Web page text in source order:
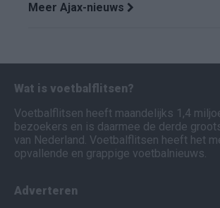
Meer Ajax-nieuws
Wat is voetbalflitsen?
Voetbalflitsen heeft maandelijks 1,4
bezoekers en is daarmee de derde
van Nederland. Voetbalflitsen heeft het
opvallende en grappige voetbalnieuws.
Adverteren